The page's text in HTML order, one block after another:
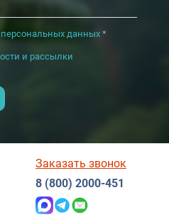
персональных данных*
и рассылки
Заказать звонок
8 (800) 2000-451